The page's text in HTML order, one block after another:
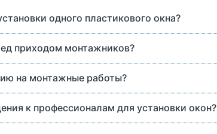
одного пластикового окна?
приходом монтажников?
на монтажные работы?
к профессионалам для установки окон?